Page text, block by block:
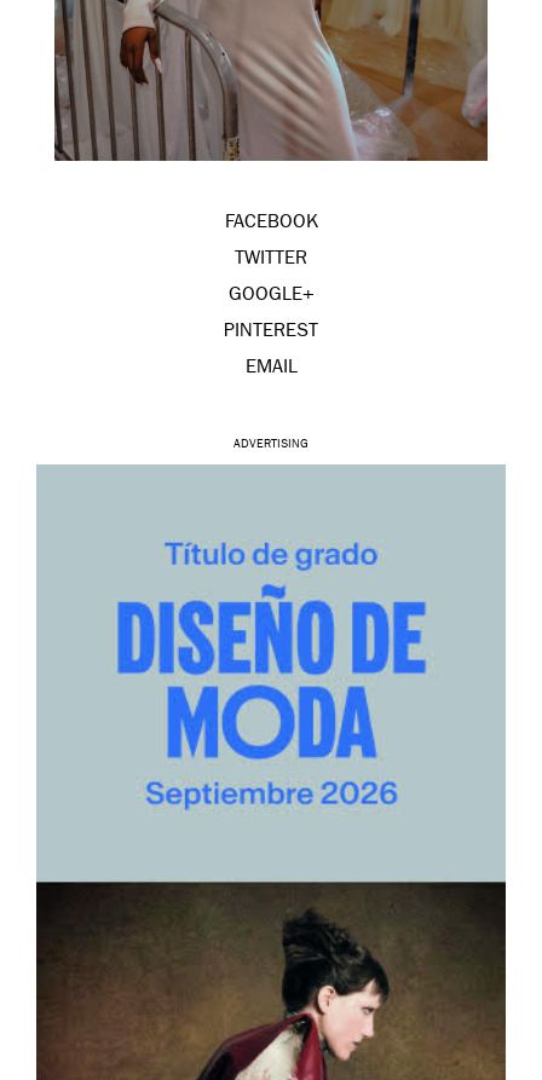
FACEBOOK
TWITTER
GOOGLE+
PINTEREST
EMAIL
ADVERTISING